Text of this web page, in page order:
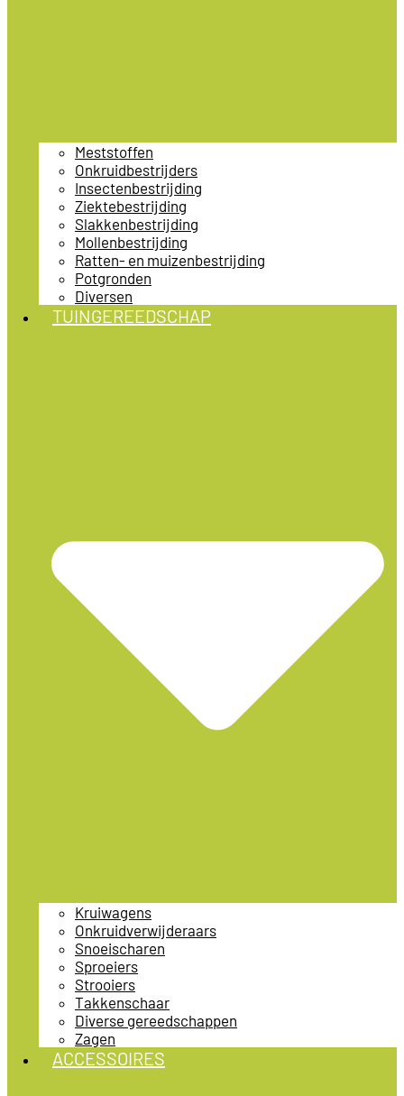
Meststoffen
Onkruidbestrijders
Insectenbestrijding
Ziektebestrijding
Slakkenbestrijding
Mollenbestrijding
Ratten- en muizenbestrijding
Potgronden
Diversen
TUINGEREEDSCHAP
Kruiwagens
Onkruidverwijderaars
Snoeischaren
Sproeiers
Strooiers
Takkenschaar
Diverse gereedschappen
Zagen
ACCESSOIRES